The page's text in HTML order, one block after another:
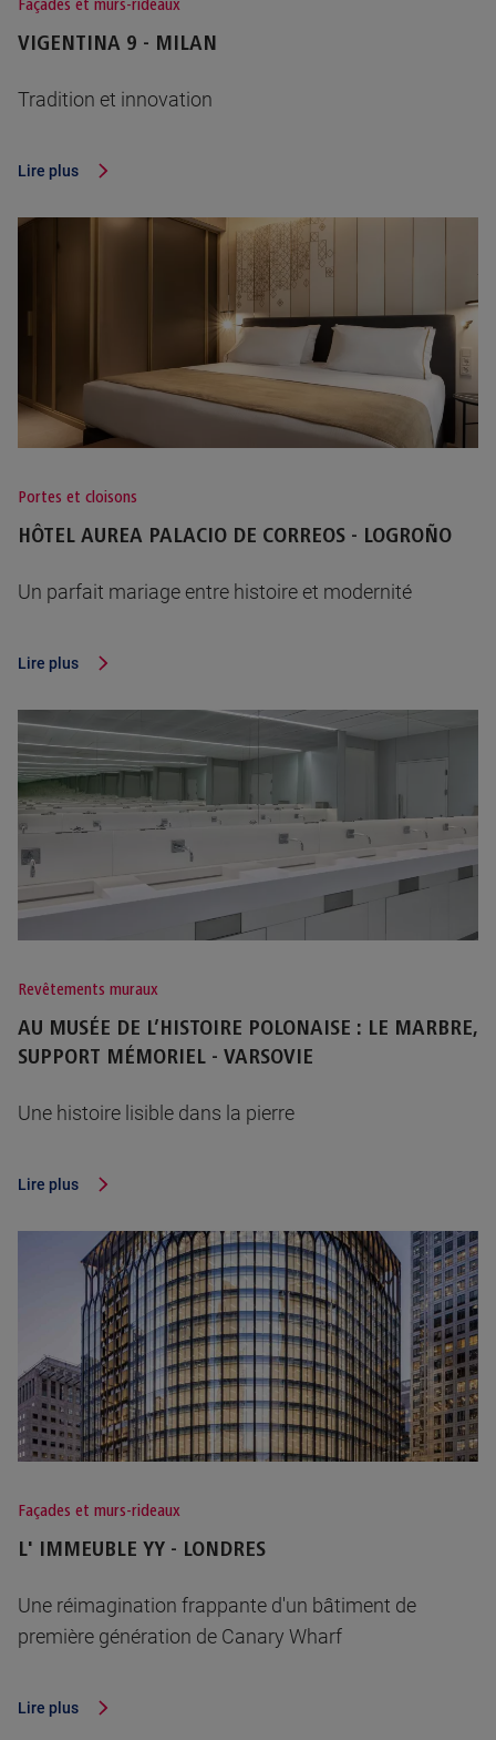
Façades et murs-rideaux
VIGENTINA 9 - MILAN
Tradition et innovation
Lire plus
Portes et cloisons
HÔTEL AUREA PALACIO DE CORREOS - LOGROÑO
Un parfait mariage entre histoire et modernité
Lire plus
Revêtements muraux
AU MUSÉE DE L’HISTOIRE POLONAISE : LE MARBRE,
SUPPORT MÉMORIEL - VARSOVIE
Une histoire lisible dans la pierre
Lire plus
Façades et murs-rideaux
L' IMMEUBLE YY - LONDRES
Une réimagination frappante d'un bâtiment de
première génération de Canary Wharf
Lire plus